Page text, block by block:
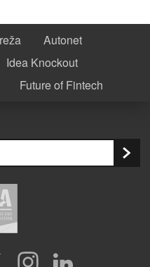
Autonet
Idea Knockout
Future of Fintech